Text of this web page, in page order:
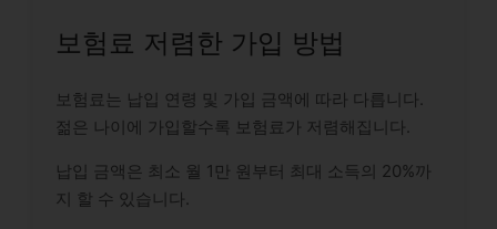
보험료 저렴한 가입 방법
보험료는 납입 연령 및 가입 금액에 따라 다릅니다.
젊은 나이에 가입할수록 보험료가 저렴해집니다.
납입 금액은 최소 월 1만 원부터 최대 소득의 20%까
지 할 수 있습니다.